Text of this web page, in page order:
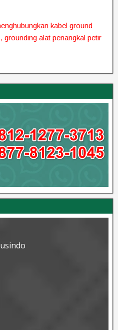
kabel ground
grounding alat penangkal petir